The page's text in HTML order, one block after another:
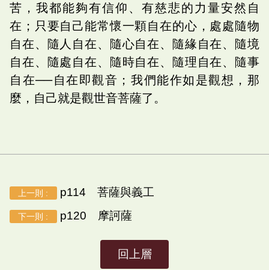
苦，我都能夠有信仰、有慈悲的力量安然自
在；只要自己能常懷一顆自在的心，處處隨物
自在、隨人自在、隨心自在、隨緣自在、隨境
自在、隨處自在、隨時自在、隨理自在、隨事
自在──自在即觀音；我們能作如是觀想，那
麼，自己就是觀世音菩薩了。
上一則 : p114 菩薩與義工
下一則 : p120 摩訶薩
回上層